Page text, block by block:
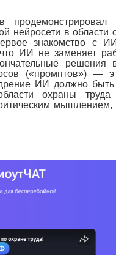
продемонстрировал
нейросети в
знакомство с
ИИ не заменяет
решения
(«промптов») —
ИИ должно
охраны